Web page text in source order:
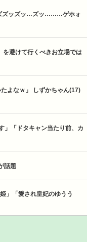
ズズッズッ…ズッ………ゲホォ
を避けて行くべきお立場では
よなｗ」 しずかちゃん(17)
」「ドタキャン当たり前、カ
話題
」「愛され皇妃のゆうう